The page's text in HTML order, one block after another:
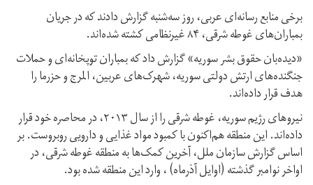
برخی منابع رسانه‌ای عربی، روز سه‌شنبه گزارش دادند که در جریان
بمباران‌های غوطه شرقی، ۸۴ غیرنظامی کشته شده‌اند.
«دیده‌بان حقوق بشر سوریه» گزارش داد که بمباران توپخانه‌ای و حملات
جنگنده‌های ارتش دولتی سوریه، شهرک‌های عربین، المرج و حزرما را
هدف قرار داده‌اند.
نیروهای رژیم سوریه، غوطه شرقی را از سال ۲۰۱۳، در محاصره خود قرار
داده‌اند. این منطقه هم‌اکنون با کمبود مواد غذایی و دارویی روبروست. بر
اساس گزارش سازمان ملل، آخرین کمک‌ها به منطقه غوطه شرقی، در
اواخر نوامبر گذشته (اوایل آذرماه) ، وارد این منطقه شده بود.